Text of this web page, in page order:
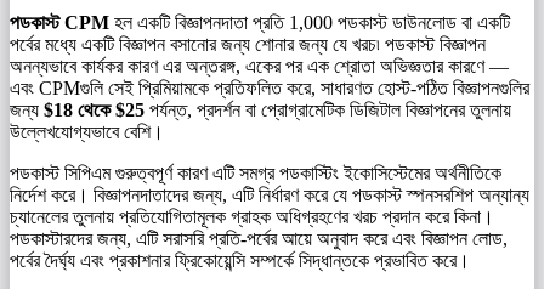
ইম্প্রেশনের সংখ্যা
পডকাস্ট CPM হল একটি বিজ্ঞাপনদাতা প্রতি 1,000 পডকাস্ট ডাউনলোড বা একটি
পর্বের মধ্যে একটি বিজ্ঞাপন বসানোর জন্য শোনার জন্য যে খরচ৷ পডকাস্ট বিজ্ঞাপন
অনন্যভাবে কার্যকর কারণ এর অন্তরঙ্গ, একের পর এক শ্রোতা অভিজ্ঞতার কারণে —
এবং CPMগুলি সেই প্রিমিয়ামকে প্রতিফলিত করে, সাধারণত হোস্ট-পঠিত বিজ্ঞাপনগুলির
জন্য $18 থেকে $25 পর্যন্ত, প্রদর্শন বা প্রোগ্রামেটিক ডিজিটাল বিজ্ঞাপনের তুলনায়
উল্লেখযোগ্যভাবে বেশি।
পডকাস্ট সিপিএম গুরুত্বপূর্ণ কারণ এটি সমগ্র পডকাস্টিং ইকোসিস্টেমের অর্থনীতিকে
নির্দেশ করে। বিজ্ঞাপনদাতাদের জন্য, এটি নির্ধারণ করে যে পডকাস্ট স্পনসরশিপ অন্যান্য
চ্যানেলের তুলনায় প্রতিযোগিতামূলক গ্রাহক অধিগ্রহণের খরচ প্রদান করে কিনা।
পডকাস্টারদের জন্য, এটি সরাসরি প্রতি-পর্বের আয়ে অনুবাদ করে এবং বিজ্ঞাপন লোড,
পর্বের দৈর্ঘ্য এবং প্রকাশনার ফ্রিকোয়েন্সি সম্পর্কে সিদ্ধান্তকে প্রভাবিত করে।